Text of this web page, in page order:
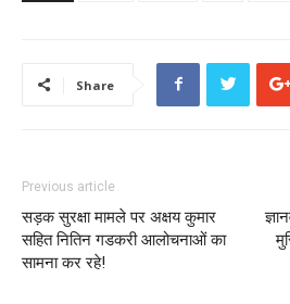
Share
Previous article
सड़क सुरक्षा मामले पर अक्षय कुमार
सहित नितिन गडकरी आलोचनाओं का
सामना कर रहे!